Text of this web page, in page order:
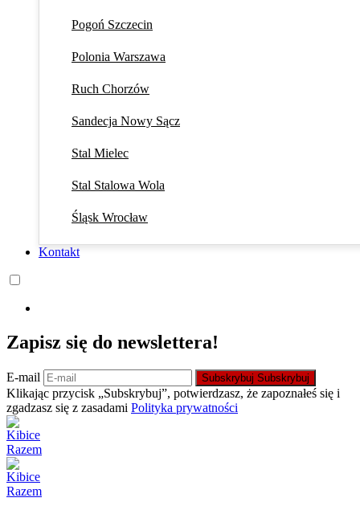
Pogoń Szczecin
Polonia Warszawa
Ruch Chorzów
Sandecja Nowy Sącz
Stal Mielec
Stal Stalowa Wola
Śląsk Wrocław
Kontakt
Zapisz się do newslettera!
E-mail Subskrybuj Subskrybuj
Klikając przycisk „Subskrybuj”, potwierdzasz, że zapoznałeś się i
zgadzasz się z zasadami Polityka prywatności